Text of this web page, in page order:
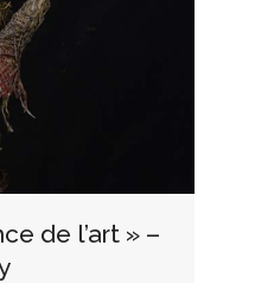
de l’art » –